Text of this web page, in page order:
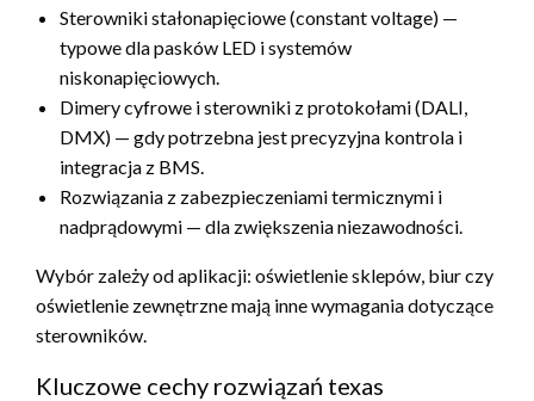
Sterowniki stałonapięciowe (constant voltage) —
typowe dla pasków LED i systemów
niskonapięciowych.
Dimery cyfrowe i sterowniki z protokołami (DALI,
DMX) — gdy potrzebna jest precyzyjna kontrola i
integracja z BMS.
Rozwiązania z zabezpieczeniami termicznymi i
nadprądowymi — dla zwiększenia niezawodności.
Wybór zależy od aplikacji: oświetlenie sklepów, biur czy
oświetlenie zewnętrzne mają inne wymagania dotyczące
sterowników.
Kluczowe cechy rozwiązań texas